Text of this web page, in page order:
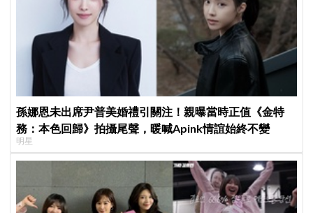
孫娜恩未出席尹普美婚禮引關注！親曝當時正值《金特
務：本色回歸》拍攝尾聲，暖喊Apink情誼始終不變
明星